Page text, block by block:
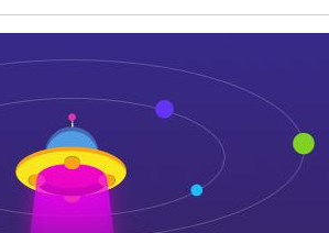
图 系统功能架构